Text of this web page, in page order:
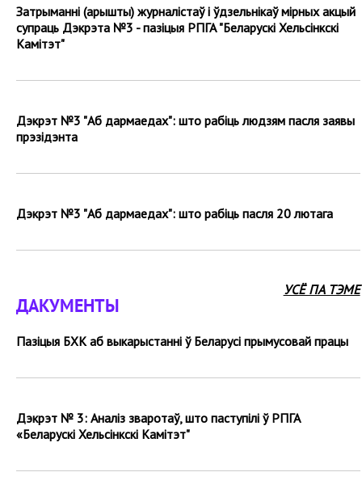
Затрыманні (арышты) журналістаў і ўдзельнікаў мірных акцый
супраць Дэкрэта №3 - пазіцыя РПГА "Беларускі Хельсінкскі
Камітэт"
Дэкрэт №3 "Аб дармаедах": што рабіць людзям пасля заявы
прэзідэнта
Дэкрэт №3 "Аб дармаедах": што рабіць пасля 20 лютага
УСЁ ПА ТЭМЕ
ДАКУМЕНТЫ
Пазіцыя БХК аб выкарыстанні ў Беларусі прымусовай працы
Дэкрэт № 3: Аналіз зваротаў, што паступілі ў РПГА
«Беларускі Хельсінкскі Камітэт"